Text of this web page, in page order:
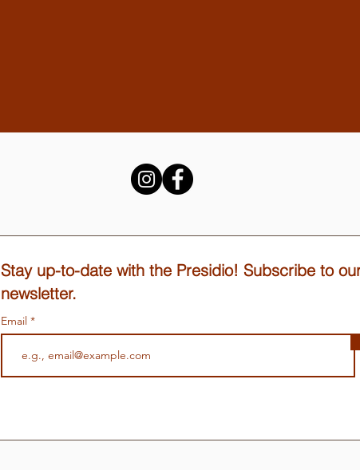
Stay up-to-date with the Presidio! Subscribe to
newsletter.
Email